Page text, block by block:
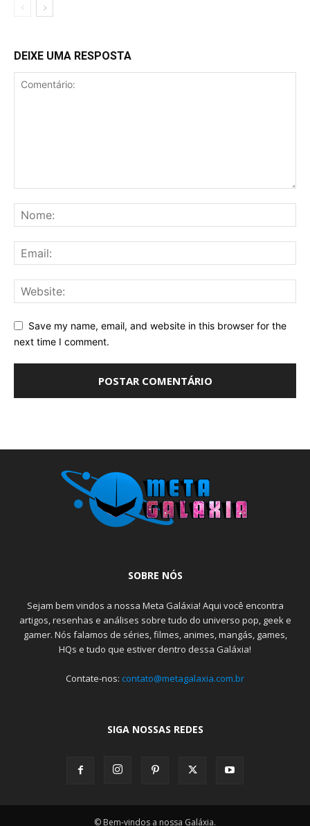
DEIXE UMA RESPOSTA
Save my name, email, and website in this browser for the
next time I comment.
SOBRE NÓS
Sejam bem vindos a nossa Meta Galáxia! Aqui você encontra
artigos, resenhas e análises sobre tudo do universo pop, geek e
gamer. Nós falamos de séries, filmes, animes, mangás, games,
HQs e tudo que estiver dentro dessa Galáxia!
Contate-nos: contato@metagalaxia.com.br
SIGA NOSSAS REDES
© Bem-vindos a nossa Galáxia.